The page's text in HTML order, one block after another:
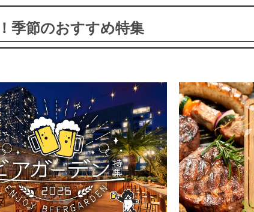
季節のおすすめ特集